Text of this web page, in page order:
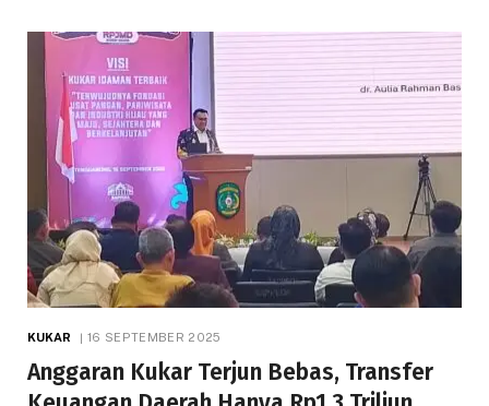
KUKAR 16 SEPTEMBER 2025
Anggaran Kukar Terjun Bebas, Transfer